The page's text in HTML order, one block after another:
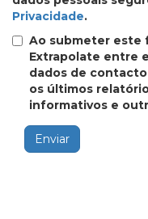
Privacidade.
Ao submeter este
Extrapolate entre
dados de
os últimos
informativos e
Enviar